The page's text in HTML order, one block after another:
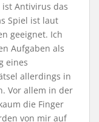
ist Antivirus das
Spiel ist laut
geeignet. Ich
Aufgaben als
eines
allerdings in
Vor allem in der
die Finger
von mir auf